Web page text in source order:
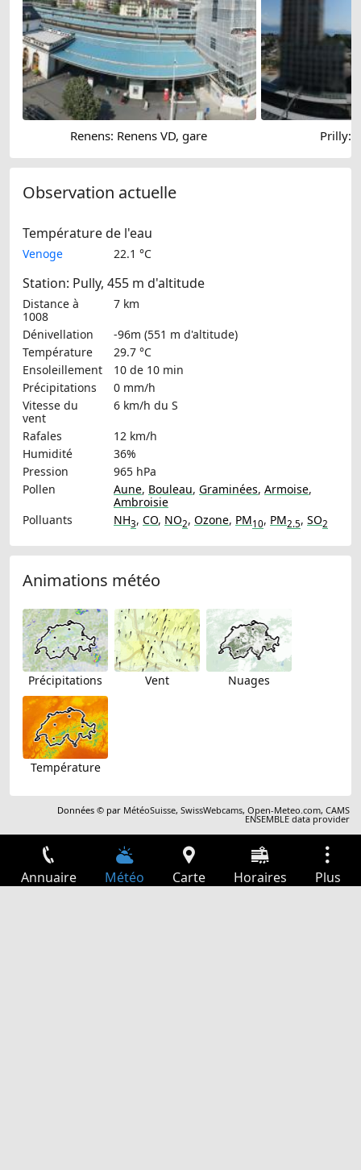
Renens: Renens VD, gare Prilly:
Observation actuelle
Température de l'eau
Venoge 22.1 °C
Station: Pully, 455 m d'altitude
Distance à
1008
7 km
Dénivellation
-96m (551 m d'altitude)
Température
29.7 °C
Ensoleillement
10 de 10 min
Précipitations
0 mm/h
Vitesse du
vent
6 km/h du S
Rafales
12 km/h
Humidité
36%
Pression
965 hPa
Pollen
Aune, Bouleau, Graminées, Armoise,
Ambroisie
Polluants
NH3, CO, NO2, Ozone, PM10, PM2.5, SO2
Animations météo
Précipitations Vent Nuages
Température
Données © par MétéoSuisse,SwissWebcams,Open-Meteo.com,CAMS
ENSEMBLE data provider
Annuaire Météo Carte Horaires Plus